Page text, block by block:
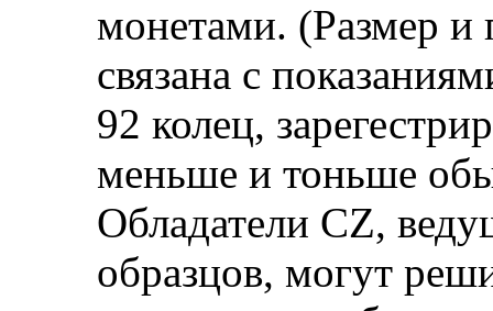
монетами. (Размер и
связана с
92 колец,
меньше и тоньше
Обладатели CZ,
образцов, могут